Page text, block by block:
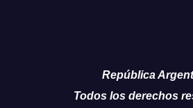
República
Todos los derechos